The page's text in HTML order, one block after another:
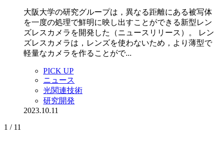
大阪大学の研究グループは，異なる距離にある被写体
を一度の処理で鮮明に映し出すことができる新型レン
ズレスカメラを開発した（ニュースリリース）。 レン
ズレスカメラは，レンズを使わないため，より薄型で
軽量なカメラを作ることがで...
PICK UP
ニュース
光関連技術
研究開発
2023.10.11
1 / 11